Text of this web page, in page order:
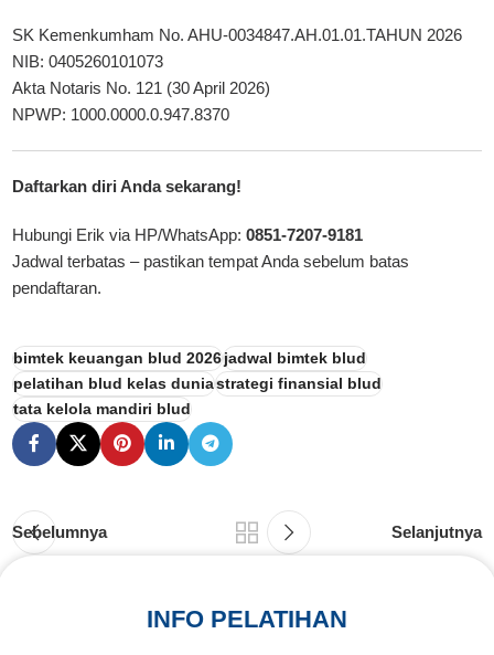
SK Kemenkumham No. AHU-0034847.AH.01.01.TAHUN 2026
NIB: 0405260101073
Akta Notaris No. 121 (30 April 2026)
NPWP: 1000.0000.0.947.8370
Daftarkan diri Anda sekarang!
Hubungi Erik via HP/WhatsApp:0851-7207-9181
Jadwal terbatas – pastikan tempat Anda sebelum batas
pendaftaran.
bimtek keuangan blud 2026jadwal bimtek blud
pelatihan blud kelas duniastrategi finansial blud
tata kelola mandiri blud
Sebelumnya Selanjutnya
INFO PELATIHAN